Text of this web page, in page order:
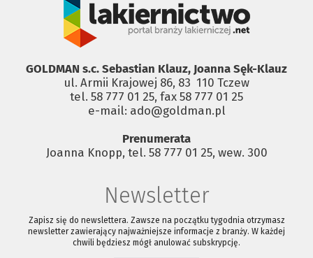
GOLDMAN s.c. Sebastian Klauz, Joanna Sęk-Klauz
ul. Armii Krajowej 86, 83 ­ 110 Tczew
tel. 58 777 01 25, fax 58 777 01 25
e-mail: ado@goldman.pl
Prenumerata
Joanna Knopp, tel. 58 777 01 25, wew. 300
Newsletter
Zapisz się do newslettera. Zawsze na początku tygodnia otrzymasz
newsletter zawierający najważniejsze informacje z branży. W każdej
chwili będziesz mógł anulować subskrypcję.